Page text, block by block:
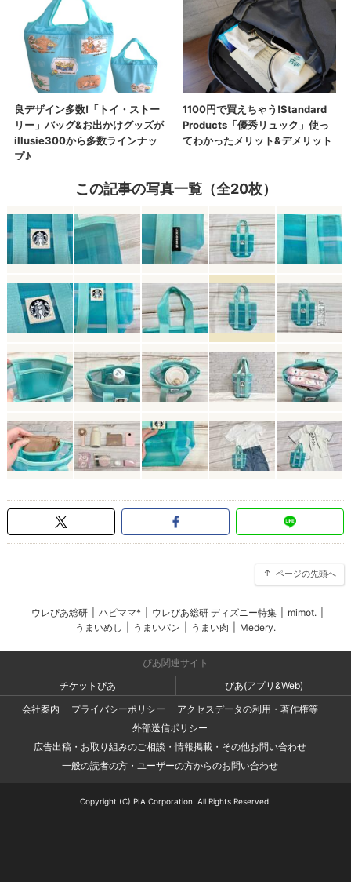
この記事の写真一覧（全20枚）
ページの先頭へ
ウレぴあ総研 ハピママ* ウレぴあ総研 ディズニー特集 mimot.
うまいめし
うまいパン うまい肉 Medery.
ぴあ関連サイト
チケットぴあ
ぴあ(アプリ&Web)
会社案内
プライバシーポリシー
アクセスデータの利用・著作権等
外部送信ポリシー
広告出稿・お取り組みのご相談・情報掲載・その他お問い合わせ
一般の読者の方・ユーザーの方からのお問い合わせ
Copyright (C) PIA Corporation. All Rights Reserved.